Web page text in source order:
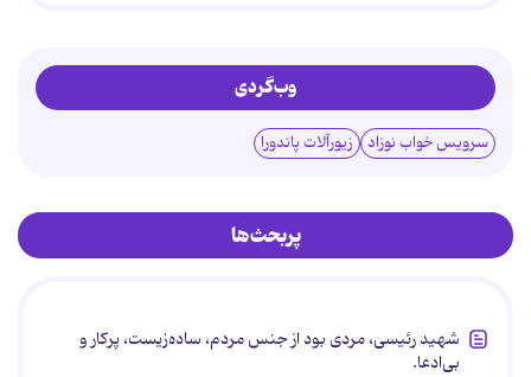
وب‌گردی
سرویس خواب نوزاد زیورآلات پاندورا
پربحث‌ها
شهید رئیسی، مردی بود از جنس مردم، ساده‌زیست، پرکار و
بی‌ادعا.